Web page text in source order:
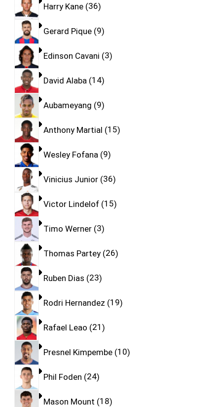
Harry Kane 36
Gerard Pique 9
Edinson Cavani 3
David Alaba 14
Aubameyang 9
Anthony Martial 15
Wesley Fofana 9
Vinicius Junior 36
Victor Lindelof 15
Timo Werner 3
Thomas Partey 26
Ruben Dias 23
Rodri Hernandez 19
Rafael Leao 21
Presnel Kimpembe 10
Phil Foden 24
Mason Mount 18